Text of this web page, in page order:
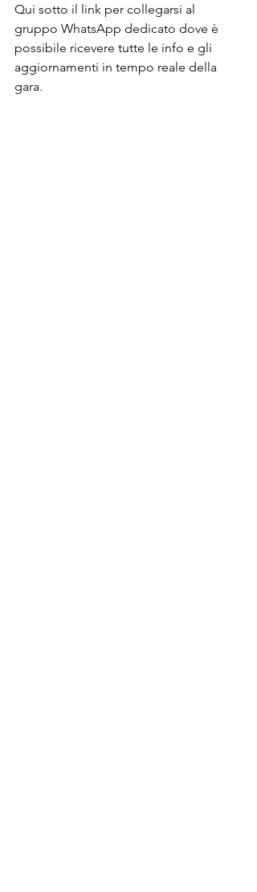
Qui sotto il link per collegarsi al
gruppo WhatsApp dedicato dove è
possibile ricevere tutte le info e gli
aggiornamenti in tempo reale della
gara.